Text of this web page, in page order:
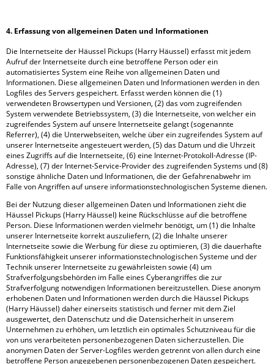
4. Erfassung von allgemeinen Daten und Informationen
Die Internetseite der Häussel Pickups (Harry Häussel) erfasst mit jedem
Aufruf der Internetseite durch eine betroffene Person oder ein
automatisiertes System eine Reihe von allgemeinen Daten und
Informationen. Diese allgemeinen Daten und Informationen werden in den
Logfiles des Servers gespeichert. Erfasst werden können die (1)
verwendeten Browsertypen und Versionen, (2) das vom zugreifenden
System verwendete Betriebssystem, (3) die Internetseite, von welcher ein
zugreifendes System auf unsere Internetseite gelangt (sogenannte
Referrer), (4) die Unterwebseiten, welche über ein zugreifendes System auf
unserer Internetseite angesteuert werden, (5) das Datum und die Uhrzeit
eines Zugriffs auf die Internetseite, (6) eine Internet-Protokoll-Adresse (IP-
Adresse), (7) der Internet-Service-Provider des zugreifenden Systems und (8)
sonstige ähnliche Daten und Informationen, die der Gefahrenabwehr im
Falle von Angriffen auf unsere informationstechnologischen Systeme dienen.
Bei der Nutzung dieser allgemeinen Daten und Informationen zieht die
Häussel Pickups (Harry Häussel) keine Rückschlüsse auf die betroffene
Person. Diese Informationen werden vielmehr benötigt, um (1) die Inhalte
unserer Internetseite korrekt auszuliefern, (2) die Inhalte unserer
Internetseite sowie die Werbung für diese zu optimieren, (3) die dauerhafte
Funktionsfähigkeit unserer informationstechnologischen Systeme und der
Technik unserer Internetseite zu gewährleisten sowie (4) um
Strafverfolgungsbehörden im Falle eines Cyberangriffes die zur
Strafverfolgung notwendigen Informationen bereitzustellen. Diese anonym
erhobenen Daten und Informationen werden durch die Häussel Pickups
(Harry Häussel) daher einerseits statistisch und ferner mit dem Ziel
ausgewertet, den Datenschutz und die Datensicherheit in unserem
Unternehmen zu erhöhen, um letztlich ein optimales Schutzniveau für die
von uns verarbeiteten personenbezogenen Daten sicherzustellen. Die
anonymen Daten der Server-Logfiles werden getrennt von allen durch eine
betroffene Person angegebenen personenbezogenen Daten gespeichert.